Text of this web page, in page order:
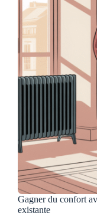
chauffage,
suite
une
fuite
Gagner du confort
existante